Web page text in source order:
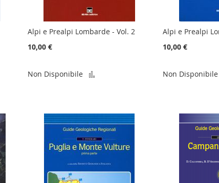
Alpi e Prealpi Lombarde - Vol. 2
10,00 €
Non Disponibile
Alpi e Prealpi
10,00 €
Non Disponibile